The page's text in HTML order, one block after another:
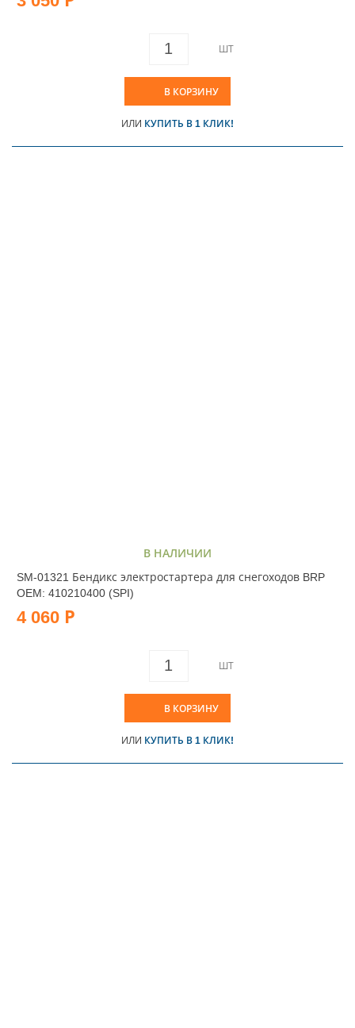
ШТ
В КОРЗИНУ
ИЛИ КУПИТЬ В 1 КЛИК!
В НАЛИЧИИ
SM-01321 Бендикс электростартера для снегоходов BRP
OEM: 410210400 (SPI)
4 060 Р
ШТ
В КОРЗИНУ
ИЛИ КУПИТЬ В 1 КЛИК!